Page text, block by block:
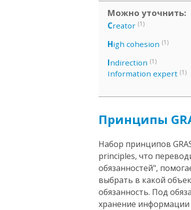
Можно уточнить:
Creator (1)
High cohesion (1)
Indirection (1)
Information expert (1)
Принципы
Набор принципов
principles, что
обязанностей",
выбрать в какой
обязанность. Под
хранение информации